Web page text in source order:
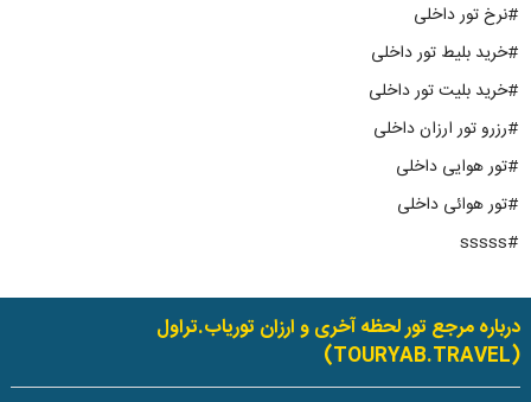
#نرخ تور داخلی
#خرید بلیط تور داخلی
#خرید بلیت تور داخلی
#رزرو تور ارزان داخلی
#تور هوایی داخلی
#تور هوائی داخلی
#sssss
درباره مرجع تور لحظه آخری و ارزان توریاب.تراول
(TOURYAB.TRAVEL)